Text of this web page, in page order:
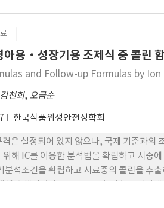
용·성장기용 조제식 중 콜린
and Follow-up Formulas by
김천회, 오금순
한국식품위생안전성학회
은 설정되어 있지 않으나, 국제 기준과의
해 IC를 이용한 분석법을 확립하고 시중
석조건을 확립하고 시료중의 콜린을 추
mg/L였다. CRM (NISTSRM 1849a) 및 표